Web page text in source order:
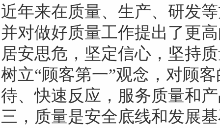
近年来在质量、生产、研发
并对做好质量工作提出了更
居安思危，坚定信心，坚持
树立“顾客第一”观念，对顾
待、快速反应，服务质量和
三，质量是安全底线和发展